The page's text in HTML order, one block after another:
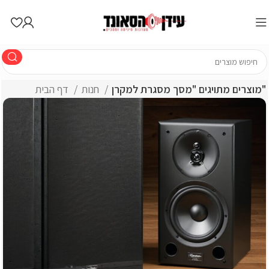
מוצרים מתויגים "מסך מסגרת למקרן"